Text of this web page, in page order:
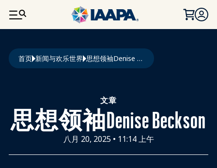
跳转到主要内容
面包屑
首页 新闻与欢乐世界 思想领袖Denise Beckson
文章
思想领袖Denise Beckson
八月 20, 2025• 11:14 上午